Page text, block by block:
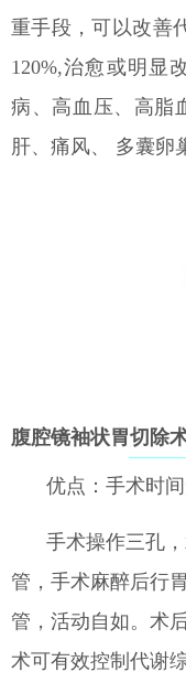
重手段，可以改善
120%,治愈或明显
病、高血压、高脂
肝、痛风、 多囊卵
腹腔镜袖状胃切除
优点：手术时
手术操作三孔
管，手术麻醉后行
管，活动自如。术
术可有效控制代谢